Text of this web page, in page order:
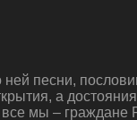
песни,
а
мы – граждане